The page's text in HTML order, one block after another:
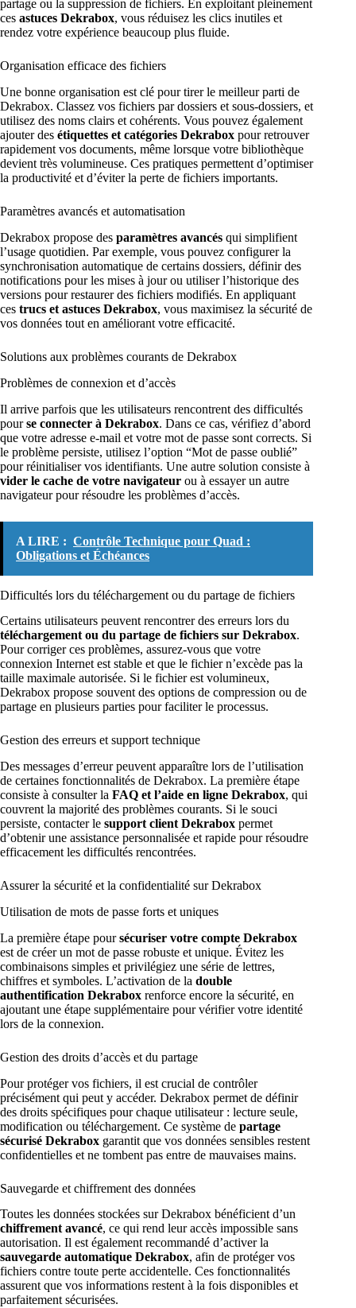
partage ou la suppression de fichiers. En exploitant pleinement
ces astuces Dekrabox, vous réduisez les clics inutiles et
rendez votre expérience beaucoup plus fluide.
Organisation efficace des fichiers
Une bonne organisation est clé pour tirer le meilleur parti de
Dekrabox. Classez vos fichiers par dossiers et sous-dossiers, et
utilisez des noms clairs et cohérents. Vous pouvez également
ajouter des étiquettes et catégories Dekrabox pour retrouver
rapidement vos documents, même lorsque votre bibliothèque
devient très volumineuse. Ces pratiques permettent d’optimiser
la productivité et d’éviter la perte de fichiers importants.
Paramètres avancés et automatisation
Dekrabox propose des paramètres avancés qui simplifient
l’usage quotidien. Par exemple, vous pouvez configurer la
synchronisation automatique de certains dossiers, définir des
notifications pour les mises à jour ou utiliser l’historique des
versions pour restaurer des fichiers modifiés. En appliquant
ces trucs et astuces Dekrabox, vous maximisez la sécurité de
vos données tout en améliorant votre efficacité.
Solutions aux problèmes courants de Dekrabox
Problèmes de connexion et d’accès
Il arrive parfois que les utilisateurs rencontrent des difficultés
pourse connecter à Dekrabox. Dans ce cas, vérifiez d’abord
que votre adresse e-mail et votre mot de passe sont corrects. Si
le problème persiste, utilisez l’option “Mot de passe oublié”
pour réinitialiser vos identifiants. Une autre solution consiste à
vider le cache de votre navigateur ou à essayer un autre
navigateur pour résoudre les problèmes d’accès.
A LIRE : Contrôle Technique pour Quad :
Obligations et Échéances
Difficultés lors du téléchargement ou du partage de fichiers
Certains utilisateurs peuvent rencontrer des erreurs lors du
téléchargement ou du partage de fichiers sur Dekrabox.
Pour corriger ces problèmes, assurez-vous que votre
connexion Internet est stable et que le fichier n’excède pas la
taille maximale autorisée. Si le fichier est volumineux,
Dekrabox propose souvent des options de compression ou de
partage en plusieurs parties pour faciliter le processus.
Gestion des erreurs et support technique
Des messages d’erreur peuvent apparaître lors de l’utilisation
de certaines fonctionnalités de Dekrabox. La première étape
consiste à consulter la FAQ et l’aide en ligne Dekrabox, qui
couvrent la majorité des problèmes courants. Si le souci
persiste, contacter le support client Dekrabox permet
d’obtenir une assistance personnalisée et rapide pour résoudre
efficacement les difficultés rencontrées.
Assurer la sécurité et la confidentialité sur Dekrabox
Utilisation de mots de passe forts et uniques
La première étape poursécuriser votre compte Dekrabox
est de créer un mot de passe robuste et unique. Évitez les
combinaisons simples et privilégiez une série de lettres,
chiffres et symboles. L’activation de la double
authentification Dekrabox renforce encore la sécurité, en
ajoutant une étape supplémentaire pour vérifier votre identité
lors de la connexion.
Gestion des droits d’accès et du partage
Pour protéger vos fichiers, il est crucial de contrôler
précisément qui peut y accéder. Dekrabox permet de définir
des droits spécifiques pour chaque utilisateur : lecture seule,
modification ou téléchargement. Ce système de partage
sécurisé Dekrabox garantit que vos données sensibles restent
confidentielles et ne tombent pas entre de mauvaises mains.
Sauvegarde et chiffrement des données
Toutes les données stockées sur Dekrabox bénéficient d’un
chiffrement avancé, ce qui rend leur accès impossible sans
autorisation. Il est également recommandé d’activer la
sauvegarde automatique Dekrabox, afin de protéger vos
fichiers contre toute perte accidentelle. Ces fonctionnalités
assurent que vos informations restent à la fois disponibles et
parfaitement sécurisées.